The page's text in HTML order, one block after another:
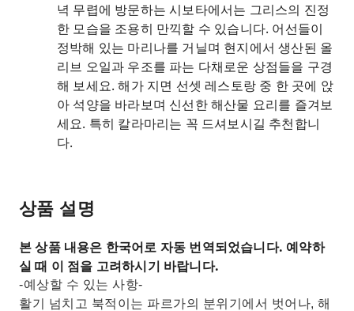
녁 무렵에 방문하는 시보타에서는 그리스의 진정
한 모습을 조용히 만끽할 수 있습니다. 어선들이
정박해 있는 마리나를 거닐며 현지에서 생산된 올
리브 오일과 우조를 파는 다채로운 상점들을 구경
해 보세요. 해가 지면 선셋 레스토랑 중 한 곳에 앉
아 석양을 바라보며 신선한 해산물 요리를 즐겨보
세요. 특히 칼라마리는 꼭 드셔보시길 추천합니
다.
상품 설명
본 상품 내용은 한국어로 자동 번역되었습니다. 예약하
실 때 이 점을 고려하시기 바랍니다.
-예상할 수 있는 사항-
활기 넘치고 북적이는 파르가의 분위기에서 벗어나, 해